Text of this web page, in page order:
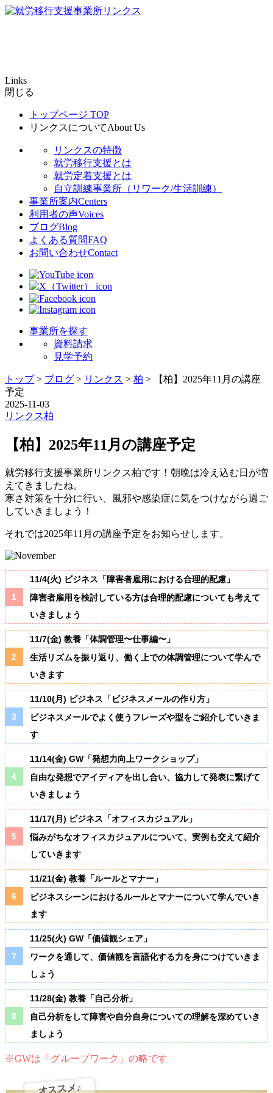
Links
閉じる
トップページ TOP
リンクスについてAbout Us
リンクスの特徴
就労移行支援とは
就労定着支援とは
自立訓練事業所（リワーク/生活訓練）
事業所案内Centers
利用者の声Voices
ブログBlog
よくある質問FAQ
お問い合わせContact
事業所を探す
資料請求
見学予約
トップ> ブログ > リンクス > 柏 >
【柏】2025年11月の講座
予定
2025-11-03
リンクス柏
【柏】2025年11月の講座予定
就労移行支援事業所リンクス柏です！朝晩は冷え込む日が増
えてきましたね。
寒さ対策を十分に行い、風邪や感染症に気をつけながら過ご
していきましょう！
それでは2025年11月の講座予定をお知らせします。
11/4(火) ビジネス「障害者雇用における合理的配慮」
障害者雇用を検討している方は合理的配慮についても考えて
いきましょう
11/7(金) 教養「体調管理〜仕事編〜」
生活リズムを振り返り、働く上での体調管理について学んで
いきます
11/10(月) ビジネス「ビジネスメールの作り方」
ビジネスメールでよく使うフレーズや型をご紹介していきま
す
11/14(金) GW「発想力向上ワークショップ」
自由な発想でアイディアを出し合い、協力して発表に繋げて
いきましょう
11/17(月) ビジネス「オフィスカジュアル」
悩みがちなオフィスカジュアルについて、実例も交えて紹介
していきます
11/21(金) 教養「ルールとマナー」
ビジネスシーンにおけるルールとマナーについて学んでいき
ます
11/25(火) GW「価値観シェア」
ワークを通して、価値観を言語化する力を身につけていきま
しょう
11/28(金) 教養「自己分析」
自己分析をして障害や自分自身についての理解を深めていき
ましょう
※GWは「グループワーク」の略です
オススメ♪